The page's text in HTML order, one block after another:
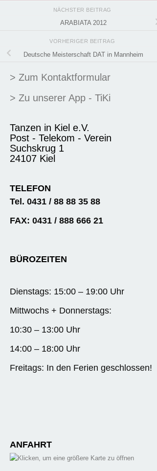
NÄCHSTER BEITRAG
ARABIATA 2012
VORHERIGER BEITRAG
Deutsche Meisterschaft DAT in Mannheim
> Zum Kontaktformular
> Zu unserer App - TiKi
Tanzen in Kiel e.V.
Post - Telekom - Verein
Suchskrug 1
24107 Kiel
TELEFON
Tel. 0431 / 88 88 35 88
FAX: 0431 / 888 666 21
BÜROZEITEN
Dienstags: 15:00 – 19:00 Uhr
Mittwochs + Donnerstags:
10:30 – 13:00 Uhr
14:00 – 18:00 Uhr
Freitags: In den Ferien geschlossen!
ANFAHRT